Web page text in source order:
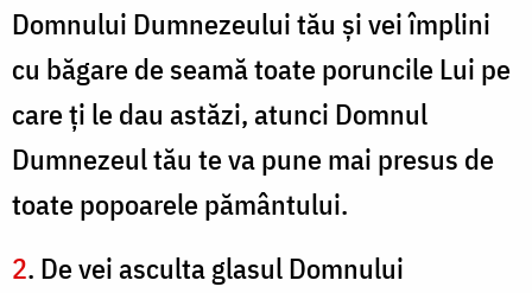
Domnului Dumnezeului tău şi vei împlini
cu băgare de seamă toate poruncile Lui pe
care ţi le dau astăzi, atunci Domnul
Dumnezeul tău te va pune mai presus de
toate popoarele pământului.
2. De vei asculta glasul Domnului